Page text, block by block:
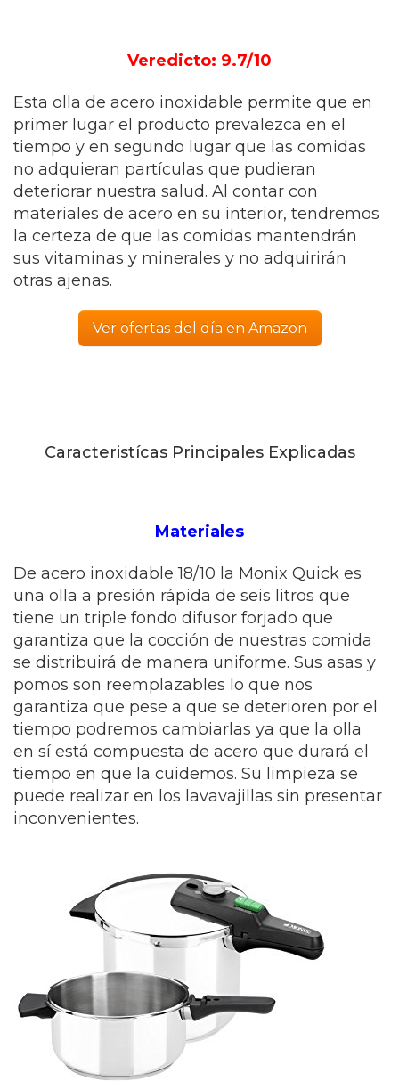
Veredicto: 9.7/10
Esta olla de acero inoxidable permite que en
primer lugar el producto prevalezca en el
tiempo y en segundo lugar que las comidas
no adquieran partículas que pudieran
deteriorar nuestra salud. Al contar con
materiales de acero en su interior, tendremos
la certeza de que las comidas mantendrán
sus vitaminas y minerales y no adquirirán
otras ajenas.
Ver ofertas del día en Amazon
Caracteristícas Principales Explicadas
Materiales
De acero inoxidable 18/10 la Monix Quick es
una olla a presión rápida de seis litros que
tiene un triple fondo difusor forjado que
garantiza que la cocción de nuestras comida
se distribuirá de manera uniforme. Sus asas y
pomos son reemplazables lo que nos
garantiza que pese a que se deterioren por el
tiempo podremos cambiarlas ya que la olla
en sí está compuesta de acero que durará el
tiempo en que la cuidemos. Su limpieza se
puede realizar en los lavavajillas sin presentar
inconvenientes.